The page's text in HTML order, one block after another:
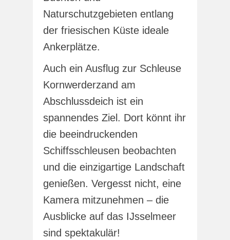
Naturschutzgebieten entlang
der friesischen Küste ideale
Ankerplätze.
Auch ein Ausflug zur Schleuse
Kornwerderzand am
Abschlussdeich ist ein
spannendes Ziel. Dort könnt ihr
die beeindruckenden
Schiffsschleusen beobachten
und die einzigartige Landschaft
genießen. Vergesst nicht, eine
Kamera mitzunehmen – die
Ausblicke auf das IJsselmeer
sind spektakulär!